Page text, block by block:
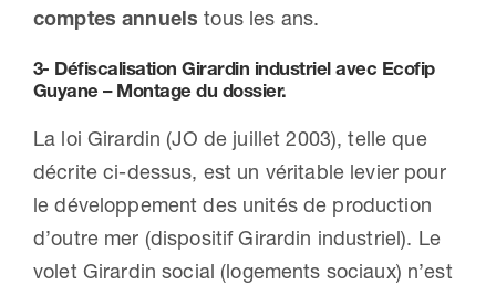
comptes annuelstous les ans.
3- Défiscalisation Girardin industriel avec Ecofip
Guyane – Montage du dossier.
La loi Girardin (JO de juillet 2003), telle que
décrite ci-dessus, est un véritable levier pour
le développement des unités de production
d’outre mer (dispositif Girardin industriel). Le
volet Girardin social (logements sociaux) n’est